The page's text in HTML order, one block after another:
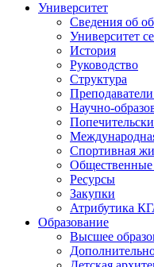
Университет
Сведения об
Университет
История
Руководство
Структура
Научно-
Спортивная
Общественные
Ресурсы
Закупки
Атрибутика
Образование
Высшее